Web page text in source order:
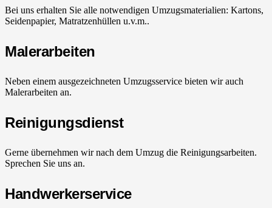
Bei uns erhalten Sie alle notwendigen Umzugsmaterialien: Kartons,
Seidenpapier, Matratzenhüllen u.v.m..
Malerarbeiten
Neben einem ausgezeichneten Umzugsservice bieten wir auch
Malerarbeiten an.
Reinigungsdienst
Gerne übernehmen wir nach dem Umzug die Reinigungsarbeiten.
Sprechen Sie uns an.
Handwerkerservice